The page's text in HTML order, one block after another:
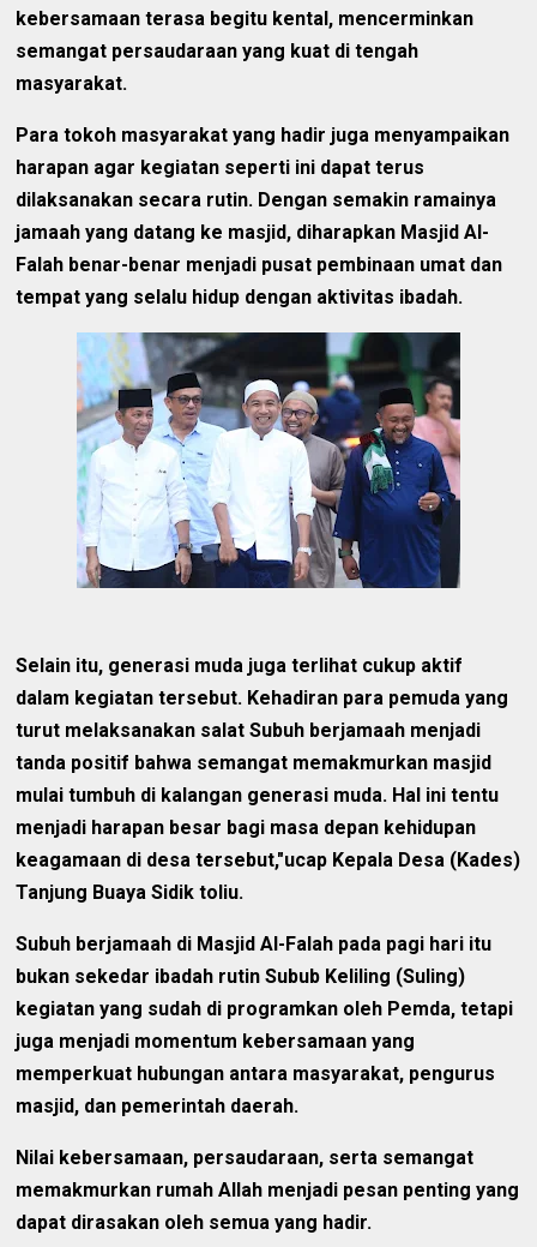
kebersamaan terasa begitu kental, mencerminkan
semangat persaudaraan yang kuat di tengah
masyarakat.
Para tokoh masyarakat yang hadir juga menyampaikan
harapan agar kegiatan seperti ini dapat terus
dilaksanakan secara rutin. Dengan semakin ramainya
jamaah yang datang ke masjid, diharapkan Masjid Al-
Falah benar-benar menjadi pusat pembinaan umat dan
tempat yang selalu hidup dengan aktivitas ibadah.
Selain itu, generasi muda juga terlihat cukup aktif
dalam kegiatan tersebut. Kehadiran para pemuda yang
turut melaksanakan salat Subuh berjamaah menjadi
tanda positif bahwa semangat memakmurkan masjid
mulai tumbuh di kalangan generasi muda. Hal ini tentu
menjadi harapan besar bagi masa depan kehidupan
keagamaan di desa tersebut,"ucap Kepala Desa (Kades)
Tanjung Buaya Sidik toliu.
Subuh berjamaah di Masjid Al-Falah pada pagi hari itu
bukan sekedar ibadah rutin Subub Keliling (Suling)
kegiatan yang sudah di programkan oleh Pemda, tetapi
juga menjadi momentum kebersamaan yang
memperkuat hubungan antara masyarakat, pengurus
masjid, dan pemerintah daerah.
Nilai kebersamaan, persaudaraan, serta semangat
memakmurkan rumah Allah menjadi pesan penting yang
dapat dirasakan oleh semua yang hadir.